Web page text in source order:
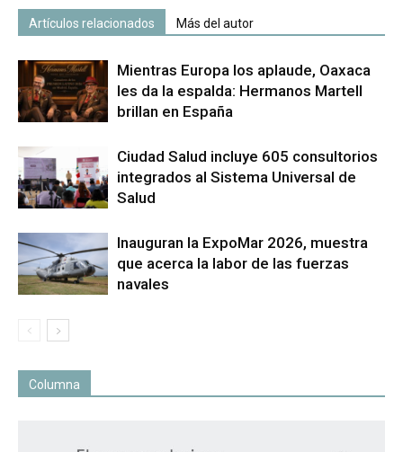
Artículos relacionados Más del autor
Mientras Europa los aplaude, Oaxaca
les da la espalda: Hermanos Martell
brillan en España
Ciudad Salud incluye 605 consultorios
integrados al Sistema Universal de
Salud
Inauguran la ExpoMar 2026, muestra
que acerca la labor de las fuerzas
navales
Columna